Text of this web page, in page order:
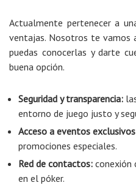
Actualmente pertenecer a
ventajas. Nosotros te vamos
puedas conocerlas y darte
buena opción.
Seguridad y transparencia:
entorno de juego justo y
Acceso a eventos
promociones especiales.
Red de contactos: conexión
en el póker.